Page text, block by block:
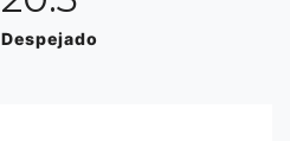
Despejado